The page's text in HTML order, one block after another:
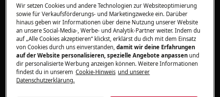
Das Waschmittel nicht über die MAX
Markierung einfüllen.
Sensortaste "Flüssig Dosierung", falls
vorhanden drücken (modellabhängig).
Bild 1: Waschmittelbehälter Einstellung LIQUID
Wir setzen Cookies und andere Technologien zur Websiteoptimierung
sowie für Verkaufsförderungs- und Marketingzwecke ein. Darüber
hinaus geben wir Informationen über deine Nutzung unserer Website
an unsere Social-Media-, Werbe- und Analytik-Partner weiter. Indem du
auf „Alle Cookies akzeptieren“ klickst, erklärst du dich mit dem Einsatz
von Cookies durch uns einverstanden,damit wir deine Erfahrungen
auf der Website personalisieren, spezielle Angebote anpassen und
dir personalisierte Werbung anzeigen können. Weitere Informationen
findest du in unserem Cookie-Hinweis und unserer
Datenschutzerklärung.